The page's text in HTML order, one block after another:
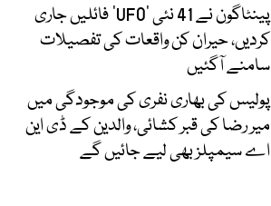
پینٹاگون نے 41 نئی ’UFO‘ فائلیں جاری
کردیں، حیران کن واقعات کی تفصیلات
سامنے آگئیں
پولیس کی بھاری نفری کی موجودگی میں
میر رضا کی قبر کشائی، والدین کے ڈی این
اے سیمپلز بھی لیے جائیں گے